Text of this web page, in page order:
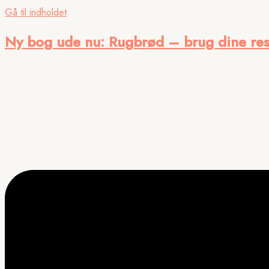
Gå til indholdet
Ny bog ude nu: Rugbrød – brug dine